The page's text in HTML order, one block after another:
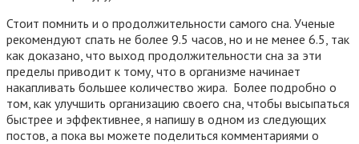
Стоит помнить и о продолжительности самого сна. Ученые
рекомендуют спать не более 9.5 часов, но и не менее 6.5, так
как доказано, что выход продолжительности сна за эти
пределы приводит к тому, что в организме начинает
накапливать большее количество жира. Более подробно о
том, как улучшить организацию своего сна, чтобы высыпаться
быстрее и эффективнее, я напишу в одном из следующих
постов, а пока вы можете поделиться комментариями о